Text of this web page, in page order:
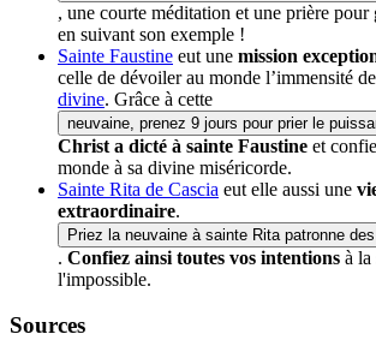
, une courte méditation et une prière
en suivant son exemple !
Sainte Faustine eut une mission
celle de dévoiler au monde l’immensité
divine. Grâce à cette
neuvaine, prenez 9 jours pour prier le
Christ a dicté à sainte Faustine et
monde à sa divine miséricorde.
Sainte Rita de Cascia eut elle aussi une
extraordinaire.
Priez la neuvaine à sainte Rita patronne
. Confiez ainsi toutes vos intentions à la
l'impossible.
Sources